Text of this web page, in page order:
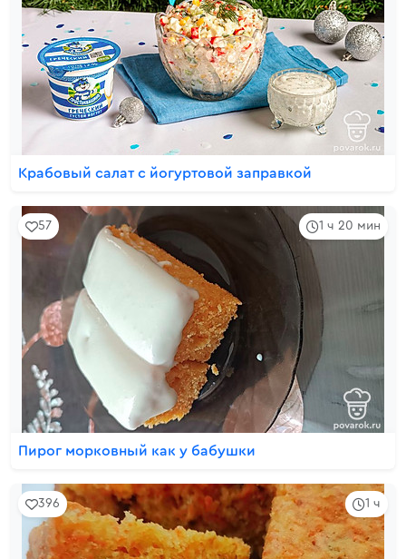
Крабовый салат с йогуртовой заправкой
1 ч 20 мин
57
Пирог морковный как у бабушки
1 ч
396